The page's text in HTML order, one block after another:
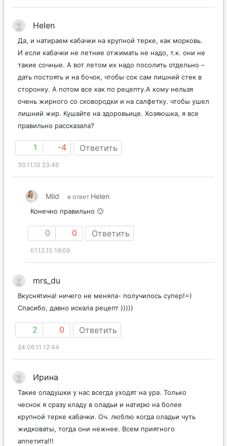
Helen
Да, и натираем кабачки на крупной терке, как морковь.
И если кабачки не летние отжимать не надо, т.к. они не
такие сочные. А вот летом их надо посолить отдельно –
дать постоять и на бочок, чтобы сок сам лишний стек в
сторонку. А потом все как по рецепту.А кому нельзя
очень жирного со сковородки и на салфетку. чтобы ушел
лишний жир. Кушайте на здоровьице. Хозяюшка, я все
правильно рассказала?
1 -4 Ответить
30.11.10 23:46
Mild в ответ Helen
Конечно правильно 🙂
0 0 Ответить
01.12.10 19:09
mrs_du
Вкуснятина! ничего не меняла- получилось супер!=)
Спасибо, давно искала рецепт )))))
2 0 Ответить
24.06.11 12:44
Ирина
Такие оладушки у нас всегда уходят на ура. Только
чеснок я сразу кладу в оладьи и натирю на более
крупной терке кабачки. Оч. люблю когда оладьи чуть
жидковаты, тогда они нежнее. Всем приятного
аппетита!!!